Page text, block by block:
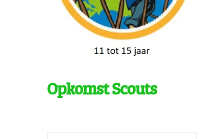
CONTACT
ONZE EVENEMENTEN
Opkomst Scouts